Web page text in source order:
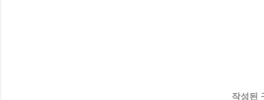
작성된